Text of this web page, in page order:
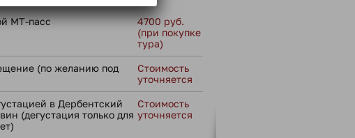
МТ-пасс
4700 руб.
(при покупке
тура)
(по желанию под
Стоимость
уточняется
в Дербентский
(дегустация только для
Стоимость
уточняется